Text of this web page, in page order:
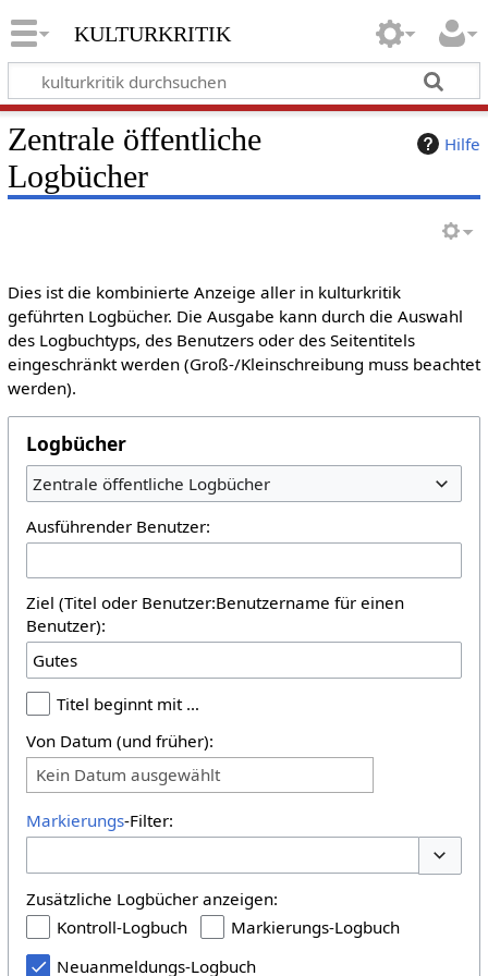
kulturkritik
Hilfe
Zentrale öffentliche
Logbücher
Dies ist die kombinierte Anzeige aller in kulturkritik
geführten Logbücher. Die Ausgabe kann durch die Auswahl
des Logbuchtyps, des Benutzers oder des Seitentitels
eingeschränkt werden (Groß-/Kleinschreibung muss beachtet
werden).
Logbücher
Zentrale öffentliche Logbücher
Ausführender Benutzer:
Ziel (Titel oder Benutzer:Benutzername für einen
Benutzer):
Titel beginnt mit …
Von Datum (und früher):
Kein Datum ausgewählt
Markierungs-Filter:
Zusätzliche Logbücher anzeigen:
Kontroll-Logbuch
Markierungs-Logbuch
Neuanmeldungs-Logbuch